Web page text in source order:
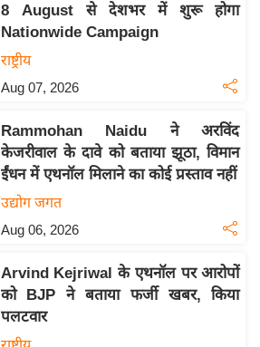
8 August से देशभर में शुरू होगा
Nationwide Campaign
राष्ट्रीय
Aug 07, 2026
Rammohan Naidu ने अरविंद
केजरीवाल के दावे को बताया झूठा, विमान
ईंधन में एथनॉल मिलाने का कोई प्रस्ताव नहीं
उद्योग जगत
Aug 06, 2026
Arvind Kejriwal के एथनॉल पर आरोपों
को BJP ने बताया फर्जी खबर, किया
पलटवार